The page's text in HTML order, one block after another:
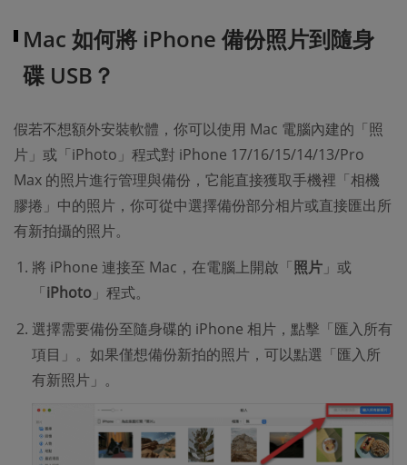
Mac 如何將 iPhone 備份照片到隨身
碟 USB？
假若不想額外安裝軟體，你可以使用 Mac 電腦內建的「照
片」或「iPhoto」程式對 iPhone 17/16/15/14/13/Pro
Max 的照片進行管理與備份，它能直接獲取手機裡「相機
膠捲」中的照片，你可從中選擇備份部分相片或直接匯出所
有新拍攝的照片。
將 iPhone 連接至 Mac，在電腦上開啟「照片 」或
「iPhoto 」程式。
選擇需要備份至隨身碟的 iPhone 相片，點擊「匯入所有
項目」。如果僅想備份新拍的照片，可以點選「匯入所
有新照片」。